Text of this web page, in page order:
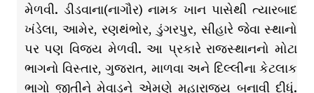
મેળવી. ડીડવાના(નાગૌર) નામક ખાન પાસેથી ત્યારબાદ
ખંડેલા, આમેર, રણથંભોર, ડુંગરપુર, સીહારે જેવા સ્થાનો
પર પણ વિજય મેળવી. આ પ્રકારે રાજસ્થાનનો મોટા
ભાગનો વિસ્તાર, ગુજરાત, માળવા અને દિલ્લીના કેટલાક
ભાગો જીતીને મેવાડને એમણે મહારાજ્ય બનાવી દીધું.